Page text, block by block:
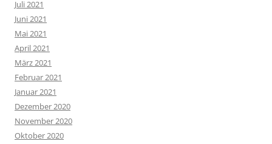
Juli 2021
Juni 2021
Mai 2021
April 2021
März 2021
Februar 2021
Januar 2021
Dezember 2020
November 2020
Oktober 2020